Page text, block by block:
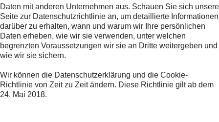
Daten mit anderen Unternehmen aus. Schauen Sie sich unsere
Seite zur Datenschutzrichtlinie an, um detaillierte Informationen
darüber zu erhalten, wann und warum wir Ihre persönlichen
Daten erheben, wie wir sie verwenden, unter welchen
begrenzten Voraussetzungen wir sie an Dritte weitergeben und
wie wir sie sichern.
Wir können die Datenschutzerklärung und die Cookie-
Richtlinie von Zeit zu Zeit ändern. Diese Richtlinie gilt ab dem
24. Mai 2018.